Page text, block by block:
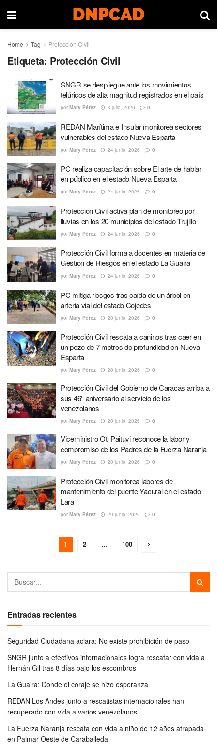
Home Tag Protección Civil
Etiqueta: Protección Civil
SNGR se despliegue ante los movimientos
telúricos de alta magnitud registrados en el país
por Mary Pérez 3 julio, 2026 0
REDAN Marítima e Insular monitorea sectores
vulnerables del estado Nueva Esparta
por Mary Pérez 24 junio, 2026 0
PC realiza capacitación sobre El arte de hablar
en público en el estado Nueva Esparta
por Mary Pérez 24 junio, 2026 0
Protección Civil activa plan de monitoreo por
lluvias en los 20 municipios del estado Trujillo
por Mary Pérez 24 junio, 2026 0
Protección Civil forma a docentes en materia de
Gestión de Riesgos en el estado La Guaira
por Mary Pérez 24 junio, 2026 0
PC mitiga riesgos tras caída de un árbol en
arteria vial del estado Cojedes
por Mary Pérez 20 junio, 2026 0
Protección Civil rescata a caninos tras caer en
un pozo de 7 metros de profundidad en Nueva
Esparta
por Mary Pérez 20 junio, 2026 0
Protección Civil del Gobierno de Caracas arriba a
sus 46° aniversario al servicio de los
venezolanos
por Mary Pérez 20 junio, 2026 0
Viceministro Oti Paituvi reconoce la labor y
compromiso de los Padres de la Fuerza Naranja
por Mary Pérez 20 junio, 2026 0
Protección Civil monitorea labores de
mantenimiento del puente Yacural en el estado
Lara
por Mary Pérez 20 junio, 2026 0
1 2 … 100
Entradas recientes
Seguridad Ciudadana aclara: No existe prohibición de paso
SNGR junto a efectivos internacionales logra rescatar con vida a
Hernán Gil tras 8 días bajo los escombros
La Guaira: Donde el coraje se hizo esperanza
REDAN Los Andes junto a rescatistas internacionales han
recuperado con vida a varios venezolanos
La Fuerza Naranja rescata con vida a niño de 12 años atrapada
en Palmar Oeste de Caraballeda